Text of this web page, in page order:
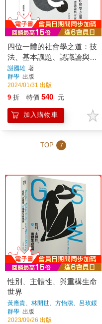
四位一體的社會學之道：技
法、基本議題、認識論與存
在感
謝國雄 著
群學 出版
2024/01/31 出版
9 折 特價 540 元
加入購物車
TOP 7
性別、主體性、與重構生命
世界
黃應貴、林開世、方怡潔、呂玫鍰
著
群學 出版
2023/09/26 出版